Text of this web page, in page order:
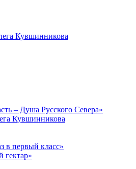
Кувшинникова
– Душа Русского Севера»
Кувшинникова
в первый класс»
гектар»